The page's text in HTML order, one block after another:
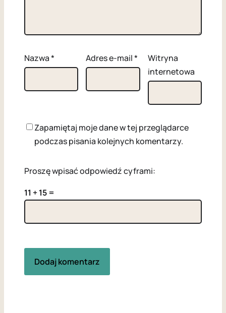
Nazwa* Adres e-mail*
Witryna
internetowa
Zapamiętaj moje dane w tej przeglądarce
podczas pisania kolejnych komentarzy.
Proszę wpisać odpowiedź cyframi:
11 + 15 =